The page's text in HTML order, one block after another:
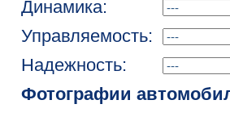
Динамика:
Управляемость:
Надежность:
Фотографии